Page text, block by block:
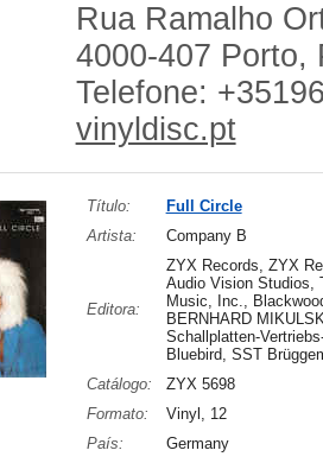
Rua Ramalho
4000-407 Porto,
Telefone:
vinyldisc.pt
Título:
Full Circle
Artista:
Company B
Editora:
ZYX Records, ZYX
Audio Vision Studios,
Music, Inc.,
BERNHARD
Schallplatten-
Bluebird, SST
Catálogo:
ZYX 5698
Formato:
Vinyl, 12
País:
Germany